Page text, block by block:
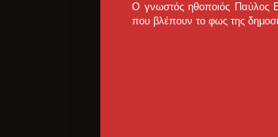
Ο γνωστός ηθοποιός Παύλος
που βλέπουν το φως της